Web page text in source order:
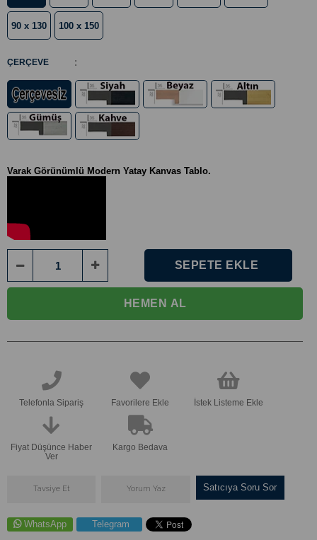
90 x 130 100 x 150
ÇERÇEVE :
Varak Görünümlü Modern Yatay Kanvas Tablo.
Telefonla Sipariş Favorilere Ekle İstek Listeme Ekle
Fiyat Düşünce Haber
Ver
Kargo Bedava
Tavsiye Et Yorum Yaz Satıcıya Soru Sor
WhatsApp Telegram